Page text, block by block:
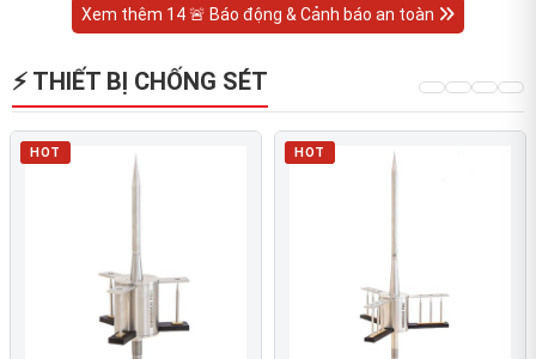
Xem thêm 14 🚨 Báo động & Cảnh báo an toàn
⚡ THIẾT BỊ CHỐNG SÉT
HOT HOT